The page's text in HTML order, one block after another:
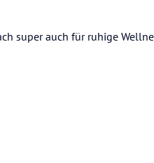
super auch für ruhige